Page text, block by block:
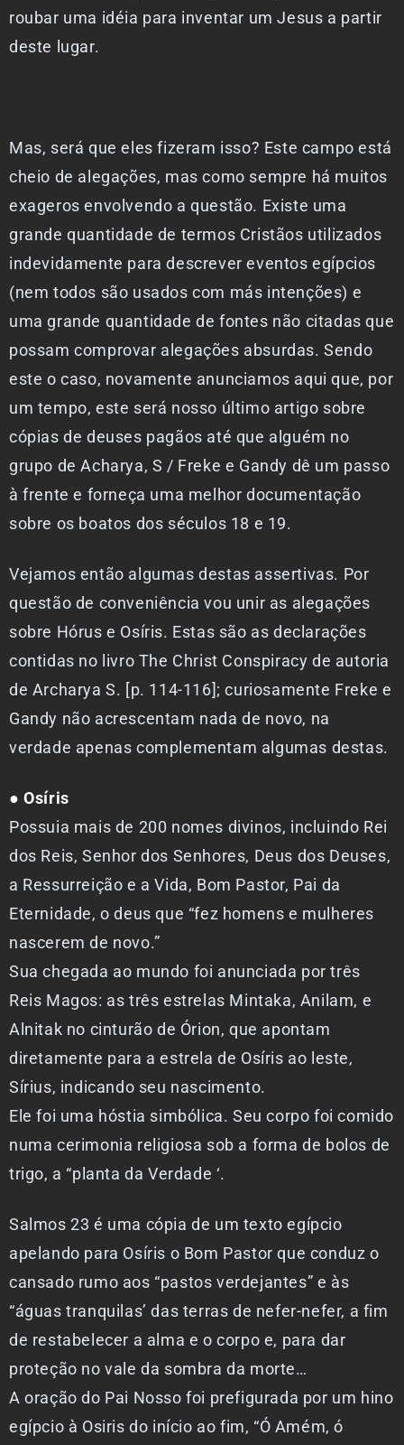
roubar uma idéia para inventar um Jesus a partir
deste lugar.
Mas, será que eles fizeram isso? Este campo está
cheio de alegações, mas como sempre há muitos
exageros envolvendo a questão. Existe uma
grande quantidade de termos Cristãos utilizados
indevidamente para descrever eventos egípcios
(nem todos são usados com más intenções) e
uma grande quantidade de fontes não citadas que
possam comprovar alegações absurdas. Sendo
este o caso, novamente anunciamos aqui que, por
um tempo, este será nosso último artigo sobre
cópias de deuses pagãos até que alguém no
grupo de Acharya, S / Freke e Gandy dê um passo
à frente e forneça uma melhor documentação
sobre os boatos dos séculos 18 e 19.
Vejamos então algumas destas assertivas. Por
questão de conveniência vou unir as alegações
sobre Hórus e Osíris. Estas são as declarações
contidas no livro The Christ Conspiracy de autoria
de Archarya S. [p. 114-116]; curiosamente Freke e
Gandy não acrescentam nada de novo, na
verdade apenas complementam algumas destas.
● Osíris
Possuia mais de 200 nomes divinos, incluindo Rei
dos Reis, Senhor dos Senhores, Deus dos Deuses,
a Ressurreição e a Vida, Bom Pastor, Pai da
Eternidade, o deus que “fez homens e mulheres
nascerem de novo.”
Sua chegada ao mundo foi anunciada por três
Reis Magos: as três estrelas Mintaka, Anilam, e
Alnitak no cinturão de Órion, que apontam
diretamente para a estrela de Osíris ao leste,
Sírius, indicando seu nascimento.
Ele foi uma hóstia simbólica. Seu corpo foi comido
numa cerimonia religiosa sob a forma de bolos de
trigo, a “planta da Verdade ‘.
Salmos 23 é uma cópia de um texto egípcio
apelando para Osíris o Bom Pastor que conduz o
cansado rumo aos “pastos verdejantes” e às
“águas tranquilas’ das terras de nefer-nefer, a fim
de restabelecer a alma e o corpo e, para dar
proteção no vale da sombra da morte…
A oração do Pai Nosso foi prefigurada por um hino
egípcio à Osiris do início ao fim, “Ó Amém, ó